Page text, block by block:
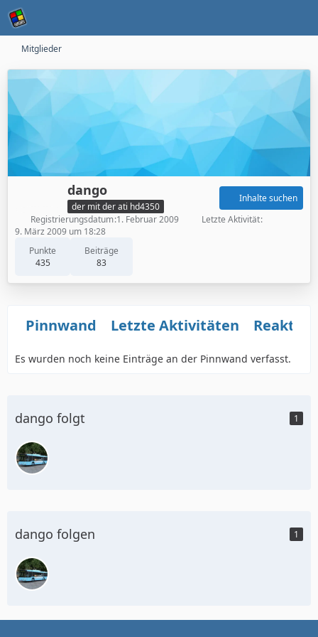
Mitglieder
dango
der mit der ati hd4350
Punkte
435
Beiträge
83
Inhalte suchen
Registrierungsdatum 1. Februar 2009
Letzte Aktivität
9. März 2009 um 18:28
Pinnwand Letzte Aktivitäten
Es wurden noch keine Einträge an der Pinnwand verfasst.
dango folgt 1
dango folgen 1